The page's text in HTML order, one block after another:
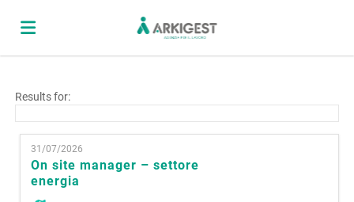
Job
list
Upload
Results for:
31/07/2026
On site manager – settore
energia